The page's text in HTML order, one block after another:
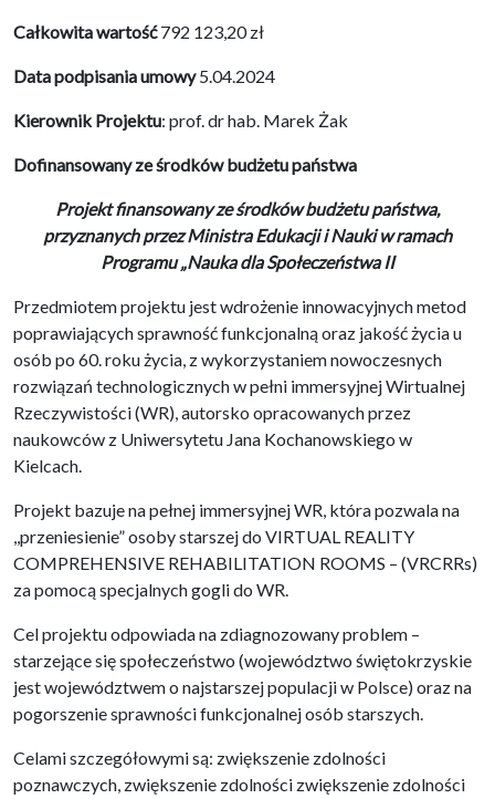
Całkowita wartość792 123,20 zł
Data podpisania umowy5.04.2024
Kierownik Projektu: prof. dr hab. Marek Żak
Dofinansowany ze środków budżetu państwa
Projekt finansowany ze środków budżetu państwa,
przyznanych przez Ministra Edukacji i Nauki w ramach
Programu „Nauka dla Społeczeństwa II
Przedmiotem projektu jest wdrożenie innowacyjnych metod
poprawiających sprawność funkcjonalną oraz jakość życia u
osób po 60. roku życia, z wykorzystaniem nowoczesnych
rozwiązań technologicznych w pełni immersyjnej Wirtualnej
Rzeczywistości (WR), autorsko opracowanych przez
naukowców z Uniwersytetu Jana Kochanowskiego w
Kielcach.
Projekt bazuje na pełnej immersyjnej WR, która pozwala na
,,przeniesienie” osoby starszej do VIRTUAL REALITY
COMPREHENSIVE REHABILITATION ROOMS – (VRCRRs)
za pomocą specjalnych gogli do WR.
Cel projektu odpowiada na zdiagnozowany problem –
starzejące się społeczeństwo (województwo świętokrzyskie
jest województwem o najstarszej populacji w Polsce) oraz na
pogorszenie sprawności funkcjonalnej osób starszych.
Celami szczegółowymi są: zwiększenie zdolności
poznawczych, zwiększenie zdolności zwiększenie zdolności